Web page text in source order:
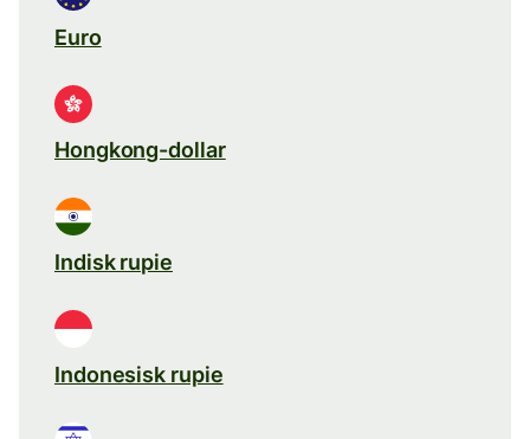
Euro
Hongkong-dollar
Indisk rupie
Indonesisk rupie